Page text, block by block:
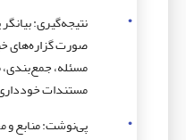
نتیجه‌گیری:
صورت گزاره‌های
مسئله، جمع‌بندی،
مستندات
پی‌نوشت: منابع و